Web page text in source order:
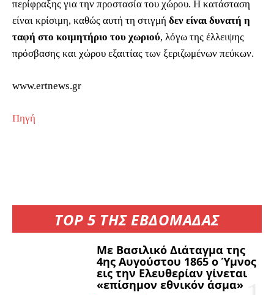
TOP 5 ΤΗΣ ΕΒΔΟΜΑΔΑΣ
Με Βασιλικό Διάταγμα της
4ης Αυγούστου 1865 ο Ύμνος
εις την Ελευθερίαν γίνεται
«επίσημον εθνικόν άσμα»
περίφραξης για την προστασία του χώρου. Η κατάσταση
είναι κρίσιμη, καθώς αυτή τη στιγμή δεν είναι δυνατή η
ταφή στο κοιμητήριο του χωριού, λόγω της έλλειψης
πρόσβασης και χώρου εξαιτίας των ξεριζωμένων πεύκων.
www.ertnews.gr
Πηγή